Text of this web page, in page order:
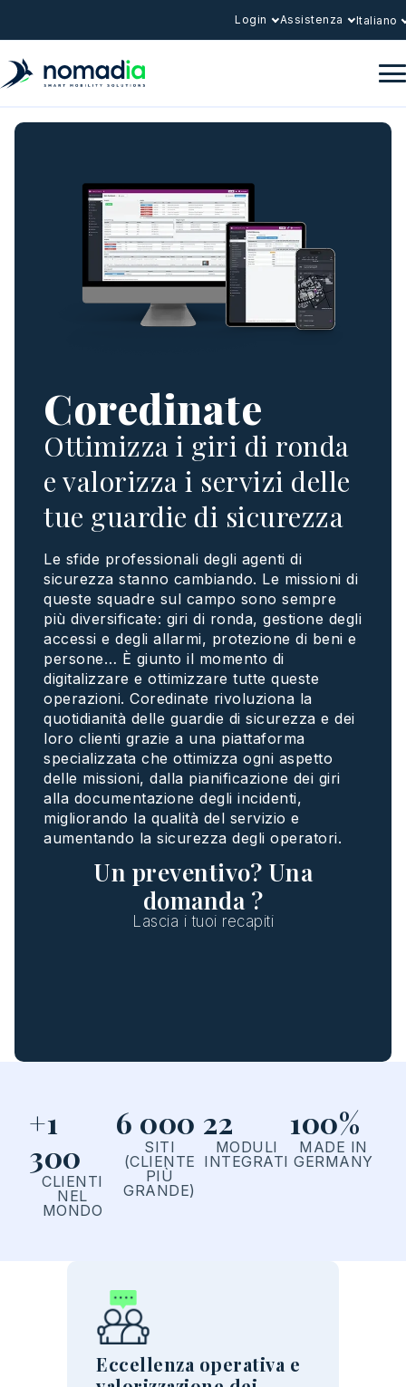
Login Assistenza Italiano
Coredinate
Ottimizza i giri di ronda
e valorizza i servizi delle
tue guardie di sicurezza
Le sfide professionali degli agenti di
sicurezza stanno cambiando. Le missioni di
queste squadre sul campo sono sempre
più diversificate: giri di ronda, gestione degli
accessi e degli allarmi, protezione di beni e
persone… È giunto il momento di
digitalizzare e ottimizzare tutte queste
operazioni. Coredinate rivoluziona la
quotidianità delle guardie di sicurezza e dei
loro clienti grazie a una piattaforma
specializzata che ottimizza ogni aspetto
delle missioni, dalla pianificazione dei giri
alla documentazione degli incidenti,
migliorando la qualità del servizio e
aumentando la sicurezza degli operatori.
Un preventivo? Una
domanda ?
Lascia i tuoi recapiti
+1
300
CLIENTI
NEL
MONDO
6 000
SITI
(CLIENTE
PIÙ
GRANDE)
22
MODULI
INTEGRATI
100%
MADE IN
GERMANY
Eccellenza operativa e